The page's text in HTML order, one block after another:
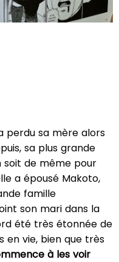
perdu sa mère alors
sa plus grande
soit de même pour
a épousé Makoto,
famille
son mari dans la
été très étonnée de
en vie, bien que très
à les voir